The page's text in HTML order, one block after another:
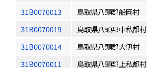
31B0070013
鳥取県八頭郡船岡村
31B0070019
鳥取県八頭郡中私都村
31B0070014
鳥取県八頭郡大伊村
31B0070011
鳥取県八頭郡上私都村